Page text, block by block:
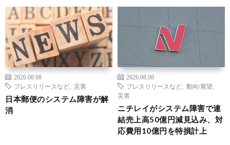
2026.08.08
プレスリリースなど
災害
日本郵便のシステム障害が解
消
2026.08.08
プレスリリースなど
動向/展望
災害
ニチレイがシステム障害で連
結売上高50億円減見込み、対
応費用10億円を特損計上